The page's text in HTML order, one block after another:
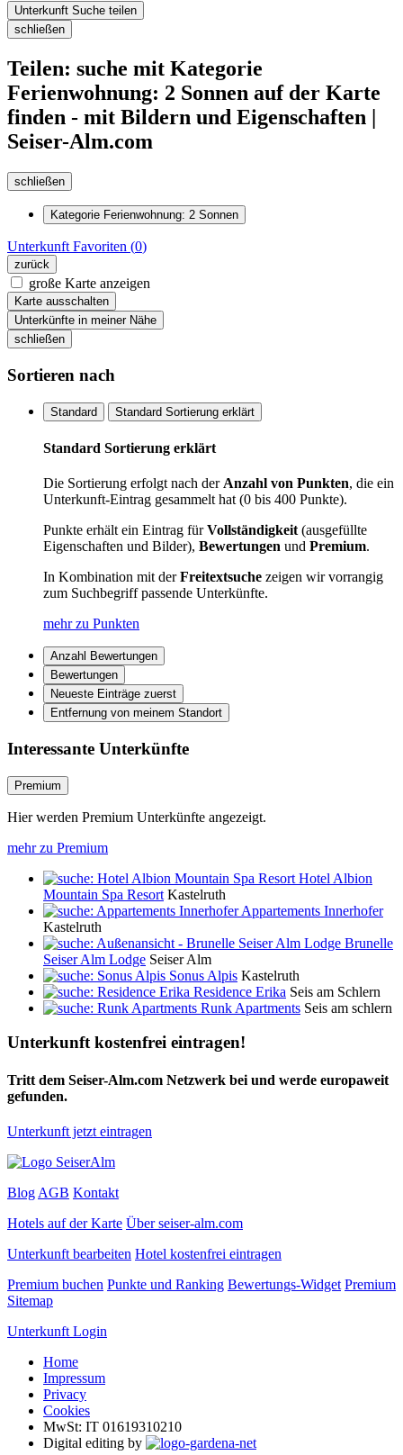
Unterkunft Suche teilen
schließen
Teilen: suche mit Kategorie
Ferienwohnung: 2 Sonnen auf der Karte
finden - mit Bildern und Eigenschaften |
Seiser-Alm.com
schließen
Kategorie Ferienwohnung: 2 Sonnen
Unterkunft Favoriten (0)
zurück
große Karte anzeigen
Karte ausschalten
Unterkünfte in meiner Nähe
schließen
Sortieren nach
Standard Standard Sortierung erklärt
Standard Sortierung erklärt
Die Sortierung erfolgt nach der Anzahl von Punkten, die ein
Unterkunft-Eintrag gesammelt hat (0 bis 400 Punkte).
Punkte erhält ein Eintrag fürVollständigkeit (ausgefüllte
Eigenschaften und Bilder), Bewertungen und Premium.
In Kombination mit derFreitextsuche zeigen wir vorrangig
zum Suchbegriff passende Unterkünfte.
mehr zu Punkten
Anzahl Bewertungen
Bewertungen
Neueste Einträge zuerst
Entfernung von meinem Standort
Interessante Unterkünfte
Premium
Hier werden Premium Unterkünfte angezeigt.
mehr zu Premium
Hotel Albion
Mountain Spa Resort Kastelruth
Appartements Innerhofer
Kastelruth
Brunelle
Seiser Alm Lodge Seiser Alm
Sonus Alpis Kastelruth
Residence Erika Seis am Schlern
Runk Apartments Seis am schlern
Unterkunft kostenfrei eintragen!
Tritt dem Seiser-Alm.com Netzwerk bei und werde europaweit
gefunden.
Unterkunft jetzt eintragen
Blog AGB Kontakt
Hotels auf der Karte Über seiser-alm.com
Unterkunft bearbeiten Hotel kostenfrei eintragen
Premium buchen Punkte und Ranking Bewertungs-Widget Premium
Sitemap
Unterkunft Login
Home
Impressum
Privacy
Cookies
MwSt: IT 01619310210
Digital editing by